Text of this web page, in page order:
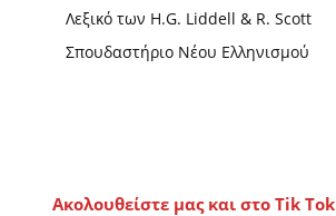
Λεξικό των H.G. Liddell & R. Scott
Σπουδαστήριο Νέου Ελληνισμού
Ακολουθείστε μας και στο Tik Tok